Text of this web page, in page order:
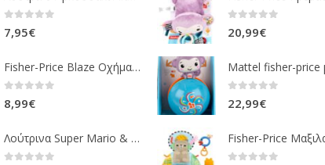
7,95€
Fisher-Price Blaze Οχήματα Die Cast 16 Σχέδια CGF20
8,99€
Λούτρινα Super Mario & Luigi 2 Σχέδια 30,5 Εκ. GOL13769
20,99€
22,99€